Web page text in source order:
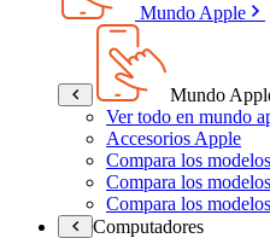
Mundo Apple
Mundo
Ver todo en mundo
Accesorios Apple
Compara los
Compara los
Compara los
Computadores